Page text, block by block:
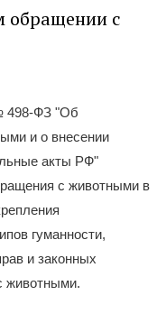
обращении с
498-ФЗ "Об
и о внесении
акты РФ"
с животными в
гуманности,
и законных
животными.